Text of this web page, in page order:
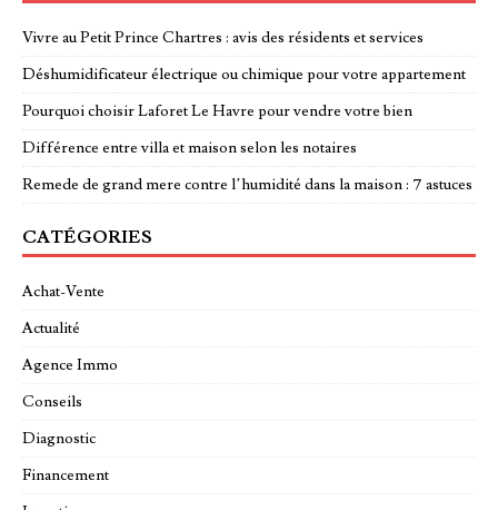
Vivre au Petit Prince Chartres : avis des résidents et services
Déshumidificateur électrique ou chimique pour votre appartement
Pourquoi choisir Laforet Le Havre pour vendre votre bien
Différence entre villa et maison selon les notaires
Remede de grand mere contre l’humidité dans la maison : 7 astuces
CATÉGORIES
Achat-Vente
Actualité
Agence Immo
Conseils
Diagnostic
Financement